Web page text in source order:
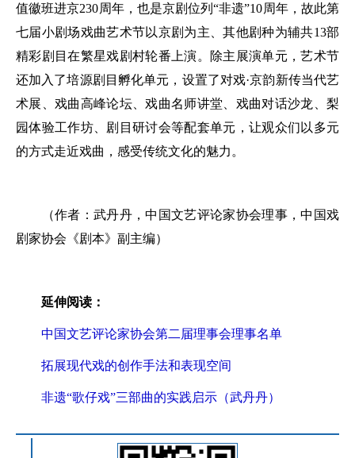
值徽班进京230周年，也是京剧位列“非遗”10周年，故此第
七届小剧场戏曲艺术节以京剧为主、其他剧种为辅共13部
精彩剧目在繁星戏剧村轮番上演。除主展演单元，艺术节
还加入了培源剧目孵化单元，设置了对戏·京韵新传当代艺
术展、戏曲高峰论坛、戏曲名师讲堂、戏曲对话沙龙、梨
园体验工作坊、剧目研讨会等配套单元，让观众们以多元
的方式走近戏曲，感受传统文化的魅力。
（作者：武丹丹，中国文艺评论家协会理事，中国戏
剧家协会《剧本》副主编）
延伸阅读：
中国文艺评论家协会第二届理事会理事名单
拓展现代戏的创作手法和表现空间
非遗“歌仔戏”三部曲的实践启示（武丹丹）